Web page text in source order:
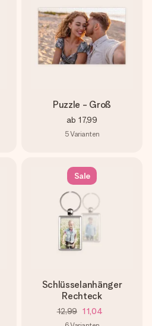
Puzzle - Groß
ab 17,99
5Varianten
Sale
Schlüsselanhänger
Rechteck
12,99 11,04